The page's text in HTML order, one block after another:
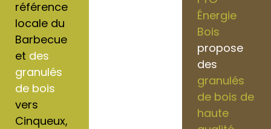
référence
locale du
Barbecue
et des
granulés
de bois
vers
Cinqueux,
Énergie
Bois
propose
des
granulés
de bois de
haute